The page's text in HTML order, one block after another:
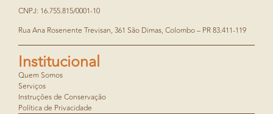
CNPJ: 16.755.815/0001-10
Rua Ana Rosenente Trevisan, 361 São Dimas, Colombo – PR 83.411-119
Institucional
Quem Somos
Serviços
Instruções de Conservação
Política de Privacidade